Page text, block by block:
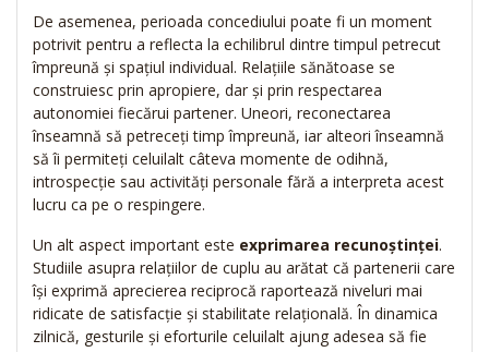
De asemenea, perioada concediului poate fi un moment
potrivit pentru a reflecta la echilibrul dintre timpul petrecut
împreună și spațiul individual. Relațiile sănătoase se
construiesc prin apropiere, dar și prin respectarea
autonomiei fiecărui partener. Uneori, reconectarea
înseamnă să petreceți timp împreună, iar alteori înseamnă
să îi permiteți celuilalt câteva momente de odihnă,
introspecție sau activități personale fără a interpreta acest
lucru ca pe o respingere.
Un alt aspect important este exprimarea recunoștinței.
Studiile asupra relațiilor de cuplu au arătat că partenerii care
își exprimă aprecierea reciprocă raportează niveluri mai
ridicate de satisfacție și stabilitate relațională. În dinamica
zilnică, gesturile și eforturile celuilalt ajung adesea să fie